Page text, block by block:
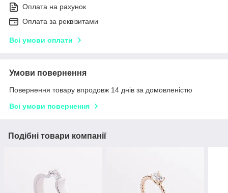
Оплата на рахунок
Оплата за реквізитами
Всі умови оплати
Умови повернення
Повернення товару впродовж 14 днів за домовленістю
Всі умови повернення
Подібні товари компанії